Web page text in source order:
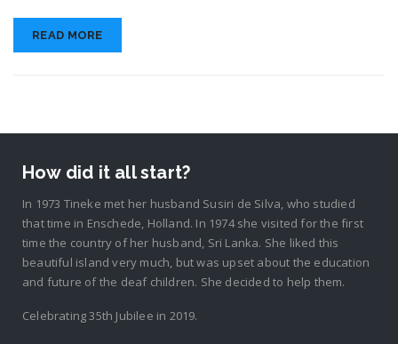
READ MORE
How did it all start?
In 1973 Tineke met her husband Susiri de Silva, who studied
that time in Enschede, Holland. In 1974 she visited for the first
time the country of her husband, Sri Lanka. She liked this
beautiful island very much, but was upset about the education
and future of the deaf children. She decided to help them.
Celebrating 35th Jubilee in 2019.